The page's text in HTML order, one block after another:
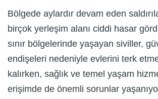
Bölgede aylardır devam eden
birçok yerleşim alanı ciddi hasar
sınır bölgelerinde yaşayan siviller,
endişeleri nedeniyle evlerini terk
kalırken, sağlık ve temel yaşam
erişimde de önemli sorunlar